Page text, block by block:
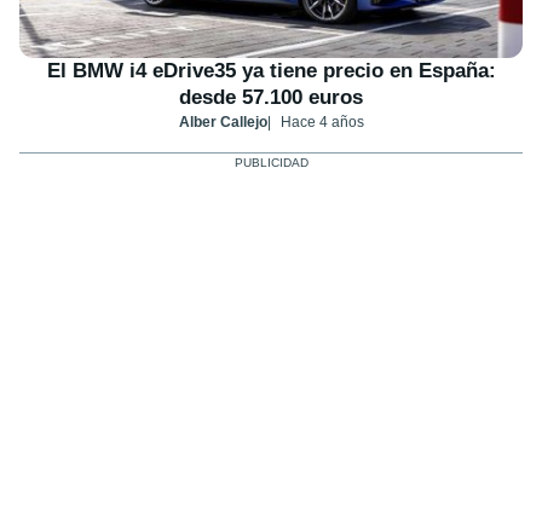
El BMW i4 eDrive35 ya tiene precio en España:
desde 57.100 euros
Alber Callejo Hace 4 años